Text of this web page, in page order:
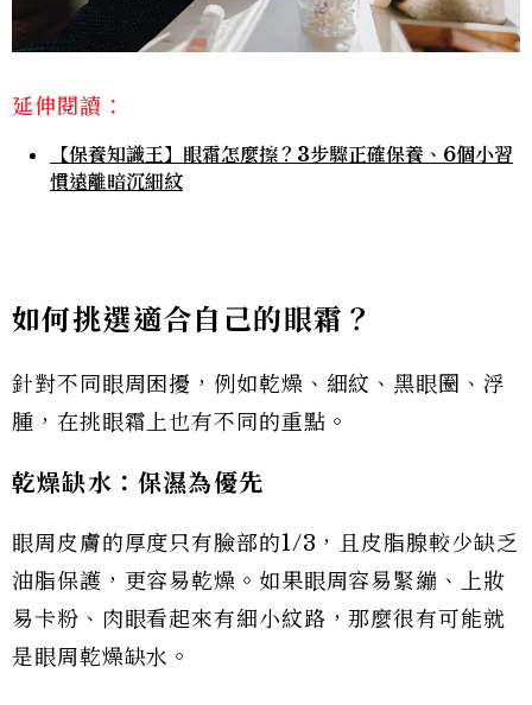
延伸閱讀：
【保養知識王】眼霜怎麼擦？3步驟正確保養、6個小習
慣遠離暗沉細紋
如何挑選適合自己的眼霜？
針對不同眼周困擾，例如乾燥、細紋、黑眼圈、浮
腫，在挑眼霜上也有不同的重點。
乾燥缺水：保濕為優先
眼周皮膚的厚度只有臉部的1/3，且皮脂腺較少缺乏
油脂保護，更容易乾燥。如果眼周容易緊繃、上妝
易卡粉、肉眼看起來有細小紋路，那麼很有可能就
是眼周乾燥缺水。